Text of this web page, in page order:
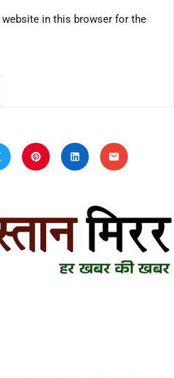
website in this browser for the